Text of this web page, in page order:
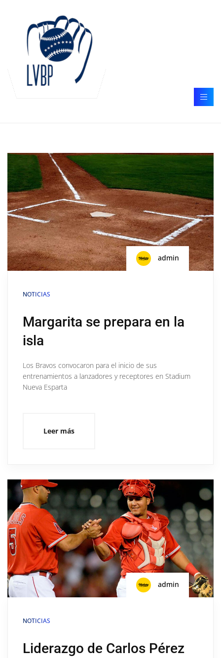
admin
NOTICIAS
Margarita se prepara en la
isla
Los Bravos convocaron para el inicio de sus
entrenamientos a lanzadores y receptores en Stadium
Nueva Esparta
Leer más
admin
NOTICIAS
Liderazgo de Carlos Pérez